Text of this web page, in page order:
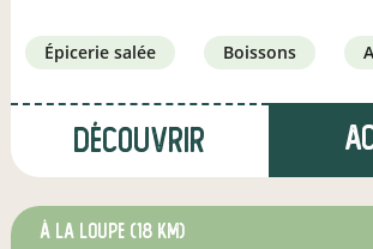
épicerie salée boissons
Découvrir
à La Loupe (18 km)